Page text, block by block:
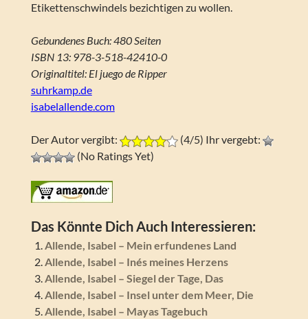
Etikettenschwindels bezichtigen zu wollen.
Gebundenes Buch: 480 Seiten
ISBN 13: 978-3-518-42410-0
Originaltitel: El juego de Ripper
suhrkamp.de
isabelallende.com
Der Autor vergibt:
(4/5) Ihr vergebt:
(No Ratings Yet)
Das Könnte Dich Auch Interessieren:
Allende, Isabel – Mein erfundenes Land
Allende, Isabel – Inés meines Herzens
Allende, Isabel – Siegel der Tage, Das
Allende, Isabel – Insel unter dem Meer, Die
Allende, Isabel – Mayas Tagebuch